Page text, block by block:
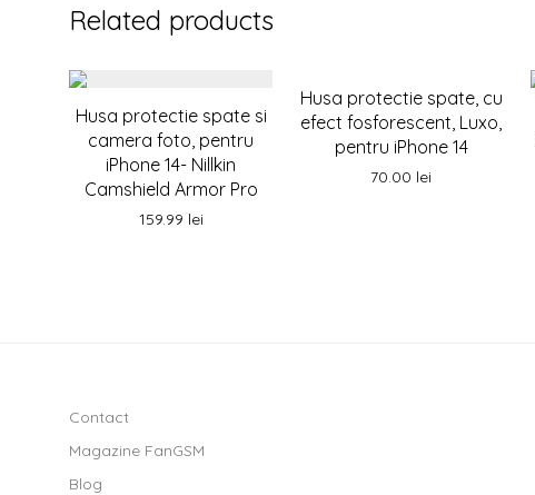
Related products
Husa protectie spate si
camera foto, pentru
iPhone 14- Nillkin
Camshield Armor Pro
159.99 lei
Husa protectie spate, cu
efect fosforescent, Luxo,
pentru iPhone 14
70.00 lei
Contact
Magazine FanGSM
Blog